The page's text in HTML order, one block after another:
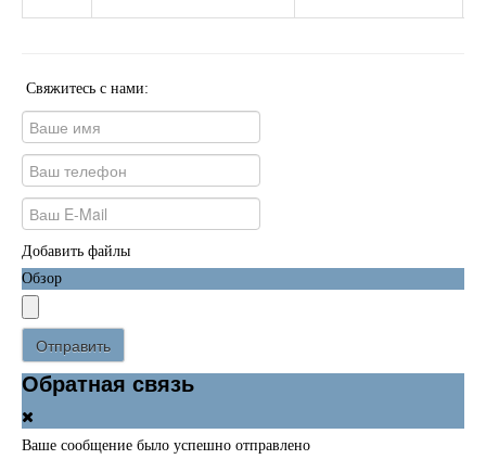
Свяжитесь с нами:
Добавить файлы
Обзор
Отправить
Обратная связь
Ваше сообщение было успешно отправлено